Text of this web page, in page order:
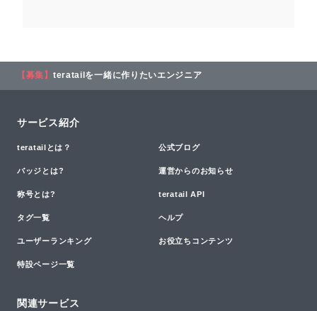
【募集】 teratailを一緒に作りたいエンジニア
サービス紹介
teratailとは？ 公式ブログ
バッジとは? 運営からのお知らせ
称号とは? teratail API
タグ一覧 ヘルプ
ユーザーランキング お役立ちコンテンツ
特設ページ一覧
関連サービス